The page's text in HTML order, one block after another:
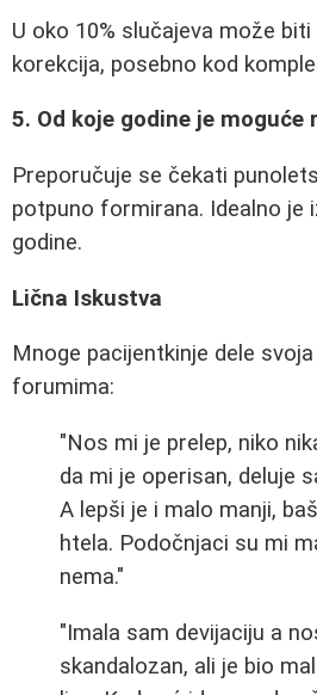
U oko 10% slučajeva može
korekcija, posebno kod
5. Od koje godine je moguće
Preporučuje se čekati
potpuno formirana. Idealno je
godine.
Lična Iskustva
Mnoge pacijentkinje dele
forumima:
"Nos mi je prelep, niko
da mi je operisan, deluje
A lepši je i malo manji,
htela. Podočnjaci su mi
nema."
"Imala sam devijaciju a
skandalozan, ali je bio